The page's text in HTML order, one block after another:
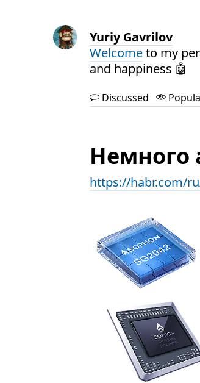
Yuriy Gavrilov
Welcometo my
and happiness 🤖
Discussed
Немного
https://habr.com/